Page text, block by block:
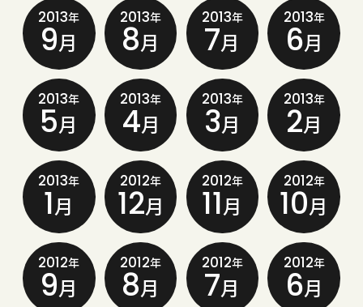
2013年
9月
2013年
8月
2013年
7月
2013年
6月
2013年
5月
2013年
4月
2013年
3月
2013年
2月
2013年
1月
2012年
12月
2012年
11月
2012年
10月
2012年
9月
2012年
8月
2012年
7月
2012年
6月